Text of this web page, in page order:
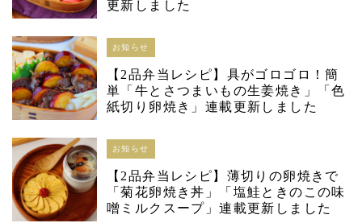
更新しました
お知らせ
【2品弁当レシピ】具がゴロゴロ！簡
単「牛とさつまいもの生姜焼き」「色
紙切り卵焼き」連載更新しました
お知らせ
【2品弁当レシピ】薄切りの卵焼きで
「菊花卵焼き丼」「塩鮭ときのこの味
噌ミルクスープ」連載更新しました